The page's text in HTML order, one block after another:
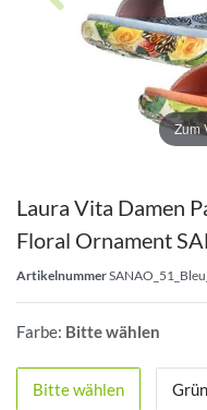
Zum
Laura Vita Damen
Floral Ornament
Artikelnummer
Farbe: Bitte wählen
Bitte wählen Grün